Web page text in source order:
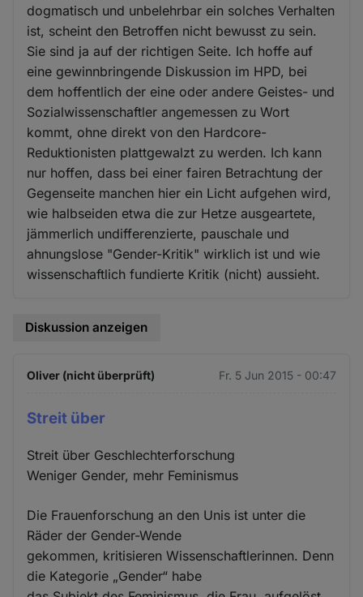
dogmatisch und unbelehrbar ein solches Verhalten
ist, scheint den Betroffen nicht bewusst zu sein.
Sie sind ja auf der richtigen Seite. Ich hoffe auf
eine gewinnbringende Diskussion im HPD, bei
dem hoffentlich der eine oder andere Geistes- und
Sozialwissenschaftler angemessen zu Wort
kommt, ohne direkt von den Hardcore-
Reduktionisten plattgewalzt zu werden. Ich kann
nur hoffen, dass bei einer fairen Betrachtung der
Gegenseite manchen hier ein Licht aufgehen wird,
wie halbseiden etwa die zur Hetze ausgeartete,
jämmerlich undifferenzierte, pauschale und
ahnungslose "Gender-Kritik" wirklich ist und wie
wissenschaftlich fundierte Kritik (nicht) aussieht.
Diskussion anzeigen
Oliver (nicht überprüft) Fr. 5 Jun 2015 - 00:47
Streit über
Streit über Geschlechterforschung
Weniger Gender, mehr Feminismus
Die Frauenforschung an den Unis ist unter die
Räder der Gender-Wende
gekommen, kritisieren Wissenschaftlerinnen. Denn
die Kategorie „Gender“ habe